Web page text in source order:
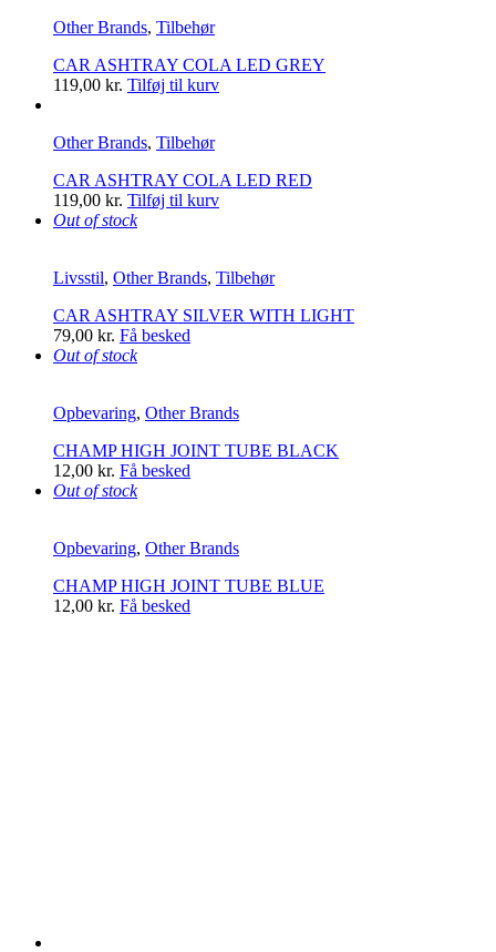
Other Brands, Tilbehør
CAR ASHTRAY COLA LED GREY
119,00 kr. Tilføj til kurv
Other Brands, Tilbehør
CAR ASHTRAY COLA LED RED
119,00 kr. Tilføj til kurv
Out of stock
Livsstil, Other Brands, Tilbehør
CAR ASHTRAY SILVER WITH LIGHT
79,00 kr. Få besked
Out of stock
Opbevaring, Other Brands
CHAMP HIGH JOINT TUBE BLACK
12,00 kr. Få besked
Out of stock
Opbevaring, Other Brands
CHAMP HIGH JOINT TUBE BLUE
12,00 kr. Få besked